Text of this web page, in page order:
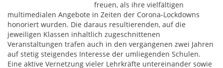
freuen, als ihre vielfältigen
multimedialen Angebote in Zeiten der Corona-Lockdowns
honoriert wurden. Die daraus resultierenden, auf die
jeweiligen Klassen inhaltlich zugeschnittenen
Veranstaltungen trafen auch in den vergangenen zwei Jahren
auf stetig steigendes Interesse der umliegenden Schulen.
Eine aktive Vernetzung vieler Lehrkräfte untereinander sowie